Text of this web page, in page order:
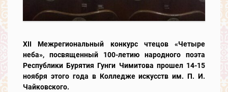
XII Межрегиональный конкурс чтецов «Четыре
неба», посвященный 100-летию народного поэта
Республики Бурятия Гунги Чимитова прошел 14-15
ноября этого года в Колледже искусств им. П. И.
Чайковского.